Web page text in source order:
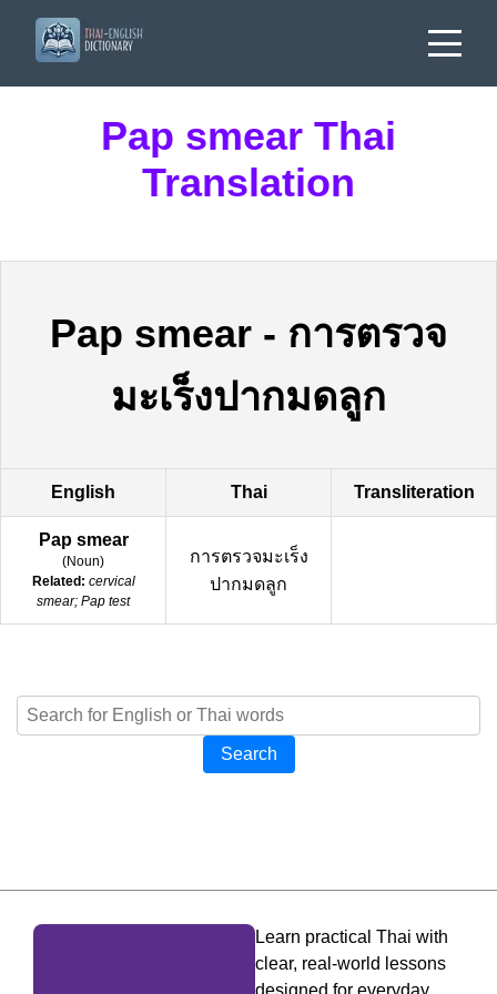
Pap smear Thai
Translation
Pap smear - การตรวจ
มะเร็งปากมดลูก
English Thai Transliteration
Pap smear
(Noun)
Related: cervical
smear; Pap test
การตรวจมะเร็ง
ปากมดลูก
Search
Learn practical Thai with
clear, real-world lessons
designed for everyday